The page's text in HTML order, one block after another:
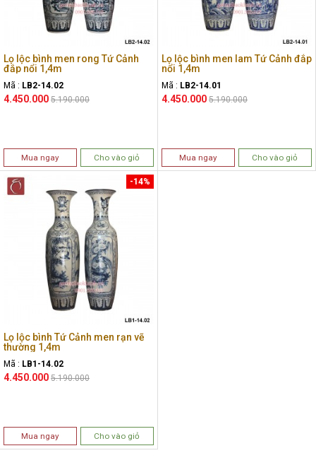
Lọ lộc bình men rong Tứ Cảnh
đắp nổi 1,4m
Mã : LB2-14.02
4.450.000 5.190.000
Mua ngay Cho vào giỏ
Lọ lộc bình men lam Tứ Cảnh đắp
nổi 1,4m
Mã : LB2-14.01
4.450.000 5.190.000
Mua ngay Cho vào giỏ
Lọ lộc bình Tứ Cảnh men rạn vẽ
thường 1,4m
Mã : LB1-14.02
4.450.000
-14%
5.190.000
Mua ngay Cho vào giỏ